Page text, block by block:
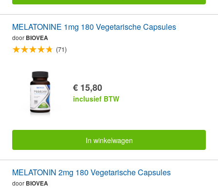
MELATONINE 1mg 180 Vegetarische Capsules
door BIOVEA
(71)
€ 15,80
inclusief BTW
In winkelwagen
MELATONIN 2mg 180 Vegetarische Capsules
door BIOVEA